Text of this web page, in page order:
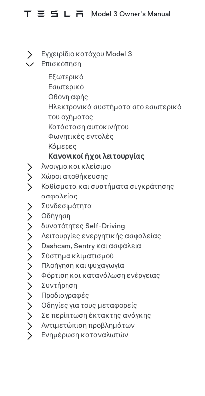
Model 3 Owner's Manual
Εγχειρίδιο κατόχου Model 3
Επισκόπηση
Εξωτερικό
Εσωτερικό
Οθόνη αφής
Ηλεκτρονικά συστήματα στο εσωτερικό
του οχήματος
Κατάσταση αυτοκινήτου
Φωνητικές εντολές
Κάμερες
Κανονικοί ήχοι λειτουργίας
Άνοιγμα και κλείσιμο
Χώροι αποθήκευσης
Καθίσματα και συστήματα συγκράτησης
ασφαλείας
Συνδεσιμότητα
Οδήγηση
δυνατότητες Self-Driving
Λειτουργίες ενεργητικής ασφαλείας
Dashcam, Sentry και ασφάλεια
Σύστημα κλιματισμού
Πλοήγηση και ψυχαγωγία
Φόρτιση και κατανάλωση ενέργειας
Συντήρηση
Προδιαγραφές
Οδηγίες για τους μεταφορείς
Σε περίπτωση έκτακτης ανάγκης
Αντιμετώπιση προβλημάτων
Ενημέρωση καταναλωτών